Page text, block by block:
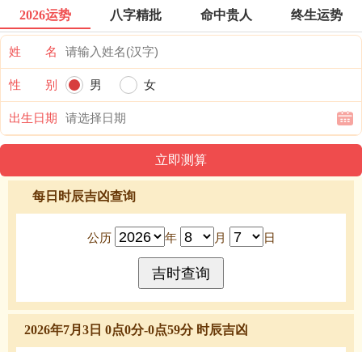
2026运势 八字精批 命中贵人 终生运势
姓 名
性 别 男 女
出生日期
每日时辰吉凶查询
公历 年 月 日
2026年7月3日 0点0分-0点59分 时辰吉凶